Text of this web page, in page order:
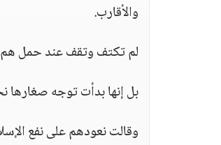
والأقارب.
لم تكتف وتقف عند حمل هم
بل إنها بدأت توجه صغارها
وقالت نعودهم على نفع